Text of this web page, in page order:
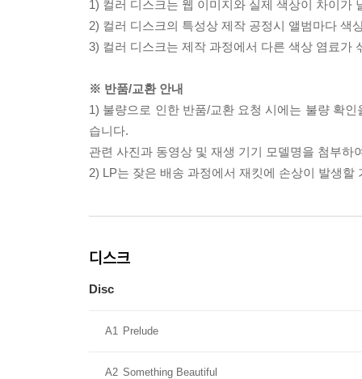
1) 컬러 디스크는 웹 이미지와 실제 색상이 차이가
2) 컬러 디스크의 특성상 제작 공정시 앨범마다 색
3) 컬러 디스크는 제작 과정에서 다른 색상 염료가
※ 반품/교환 안내
1) 불량으로 인한 반품/교환 요청 시에는 불량 확
습니다.
관련 사진과 동영상 및 재생 기기 모델명을 첨부하
2) LP는 잦은 배송 과정에서 재킷에 손상이 발생
디스크
Disc
A1 Prelude
A2 Something Beautiful